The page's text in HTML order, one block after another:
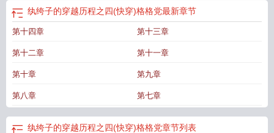
纨绔的幸福生活百度百科 纨绔子的穿越历程之三(快穿)
集在线观看免费
纨绔的重生之路by欢愉
绔子的穿越历程之二 (快穿)
纨绔子的穿越历程纨绔子的穿越历程之四笔趣阁
纨绔子的穿越历程之四(快穿)格格党最新章节
第十四章 第十三章
第十二章 第十一章
第十章 第九章
第八章 第七章
纨绔子的穿越历程之四(快穿)格格党章节列表